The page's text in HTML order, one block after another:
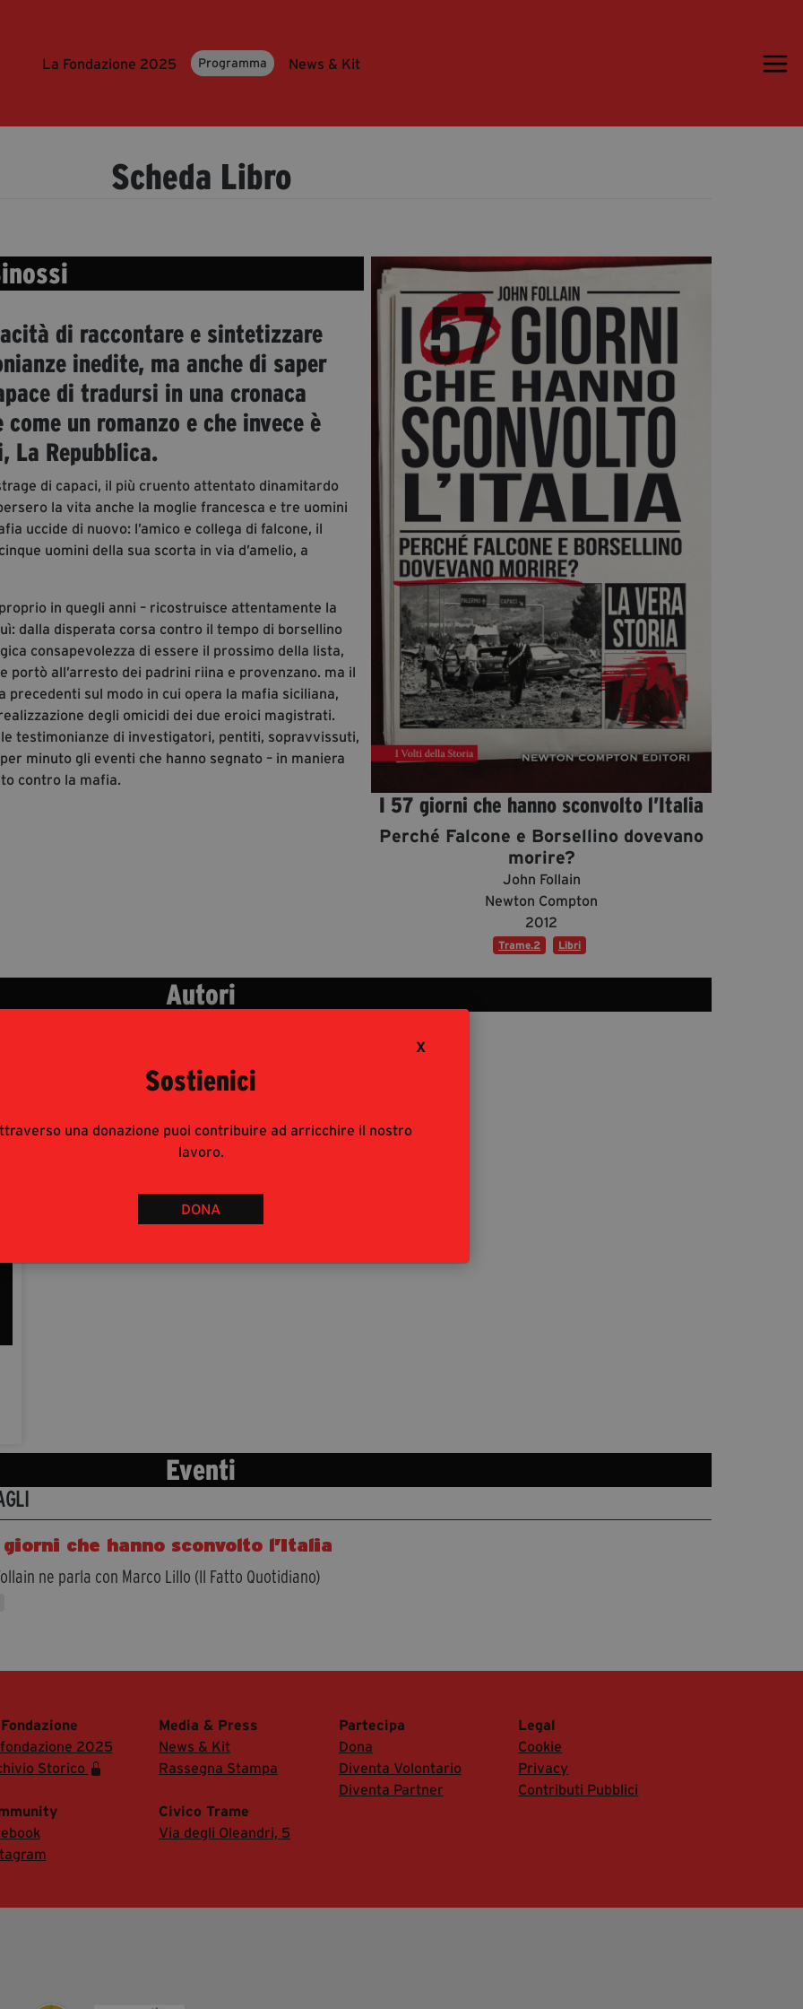
X
Sostienici
una donazione puoi contribuire ad arricchire il nostro
lavoro.
DONA
La Fondazione 2025 Programma News & Kit
Ospiti | Trame.15
News & Kit
Cartella Stampa
Rassegna Stampa
Partecipa
Diventa Partner
Sostienici
Fondazione Trame
La fondazione 2025
Civico Trame
Progetto Trame a Scuola
Progetto Visioni Civiche
Mostra 3D - Visioni Civiche
Il Diritto di Essere
Archivio Storico
segreteria@tramefestival.it
info@tramefestival.it
+39 346 954 4078
Scheda Libro
di raccontare e sintetizzare
inedite, ma anche di saper
di tradursi in una cronaca
un romanzo e che invece è
La Repubblica.
di capaci, il più cruento attentato dinamitardo
la vita anche la moglie francesca e tre uomini
uccide di nuovo: l’amico e collega di falcone, il
uomini della sua scorta in via d’amelio, a
in quegli anni – ricostruisce attentamente la
dalla disperata corsa contro il tempo di borsellino
consapevolezza di essere il prossimo della lista,
all’arresto dei padrini riina e provenzano. ma il
precedenti sul modo in cui opera la mafia siciliana,
degli omicidi dei due eroici magistrati.
testimonianze di investigatori, pentiti, sopravvissuti,
minuto gli eventi che hanno segnato – in maniera
contro la mafia.
I 57 giorni che hanno sconvolto l’Italia
Perché Falcone e Borsellino dovevano
morire?
John Follain
Newton Compton
2012
Trame.2 Libri
Autori
Eventi
che hanno sconvolto l’Italia
ne parla con Marco Lillo (Il Fatto Quotidiano)
2025
Storico
Media & Press
News & Kit
Rassegna Stampa
Partecipa
Dona
Diventa Volontario
Diventa Partner
Legal
Cookie
Privacy
Contributi Pubblici
Civico Trame
Via degli Oleandri, 5